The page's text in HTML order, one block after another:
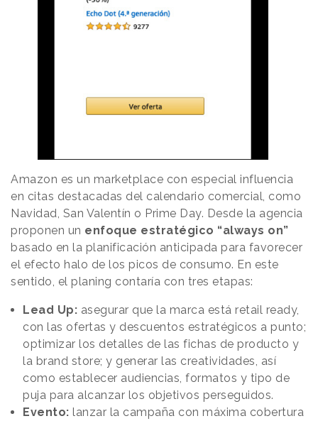
Amazon es un marketplace con especial influencia
en citas destacadas del calendario comercial, como
Navidad, San Valentín o Prime Day. Desde la agencia
proponen un enfoque estratégico “always on”
basado en la planificación anticipada para favorecer
el efecto halo de los picos de consumo. En este
sentido, el planing contaría con tres etapas:
Lead Up: asegurar que la marca está retail ready,
con las ofertas y descuentos estratégicos a punto;
optimizar los detalles de las fichas de producto y
la brand store; y generar las creatividades, así
como establecer audiencias, formatos y tipo de
puja para alcanzar los objetivos perseguidos.
Evento: lanzar la campaña con máxima cobertura